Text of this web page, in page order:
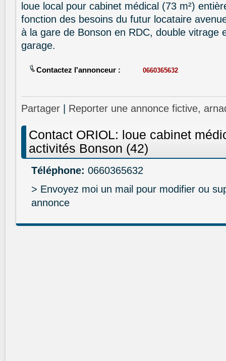
loue local pour cabinet médical (73 m²)
fonction des besoins du futur locataire
à la gare de Bonson en RDC, double vitrage
garage.
Contactez l'annonceur : 0660365632
Partager Reporter une annonce fictive,
Contact ORIOL: loue cabinet
activités Bonson (42)
Téléphone: 0660365632
> Envoyez moi un mail pour modifier ou
annonce